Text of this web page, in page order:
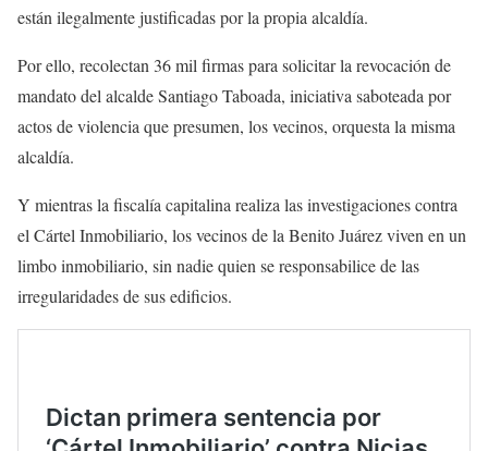
están ilegalmente justificadas por la propia alcaldía.
Por ello, recolectan 36 mil firmas para solicitar la revocación de
mandato del alcalde Santiago Taboada, iniciativa saboteada por
actos de violencia que presumen, los vecinos, orquesta la misma
alcaldía.
Y mientras la fiscalía capitalina realiza las investigaciones contra
el Cártel Inmobiliario, los vecinos de la Benito Juárez viven en un
limbo inmobiliario, sin nadie quien se responsabilice de las
irregularidades de sus edificios.